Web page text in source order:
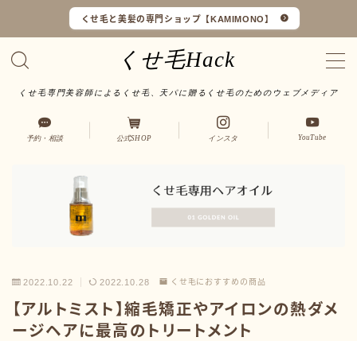
くせ毛と美髪の専門ショップ【KAMIMONO】
くせ毛Hack
くせ毛専門美容師によるくせ毛、天パに贈るくせ毛のためのウェブメディア
口コミ一覧
オンラインショップ
サイトマップ
サロンワーク実例
予約・相談 公式SHOP インスタ YouTube
2022.10.22 2022.10.28 くせ毛におすすめの商品
【アルトミスト】縮毛矯正やアイロンの熱ダメ
ージヘアに最高のトリートメント